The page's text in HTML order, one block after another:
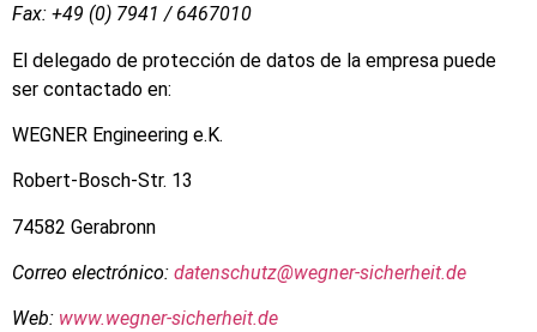
Fax: +49 (0) 7941 / 6467010
El delegado de protección de datos de la empresa puede
ser contactado en:
WEGNER Engineering e.K.
Robert-Bosch-Str. 13
74582 Gerabronn
Correo electrónico: datenschutz@wegner-sicherheit.de
Web: www.wegner-sicherheit.de